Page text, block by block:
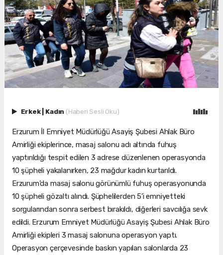
Erkek Kadın (Haberi Sesli Oku)
Erzurum İl Emniyet Müdürlüğü Asayiş Şubesi Ahlak Büro
Amirliği ekiplerince, masaj salonu adı altında fuhuş
yaptırıldığı tespit edilen 3 adrese düzenlenen operasyonda
10 şüpheli yakalanırken, 23 mağdur kadın kurtarıldı.
Erzurum’da masaj salonu görünümlü fuhuş operasyonunda
10 şüpheli gözaltı alındı. Şüphelilerden 5’i emniyetteki
sorgularından sonra serbest bırakıldı, diğerleri savcılığa sevk
edildi. Erzurum Emniyet Müdürlüğü Asayiş Şubesi Ahlak Büro
Amirliği ekipleri 3 masaj salonuna operasyon yaptı.
Operasyon çerçevesinde baskın yapılan salonlarda 23